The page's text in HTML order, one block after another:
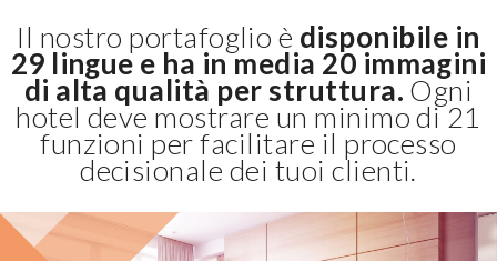
Il nostro portafoglio è disponibile in
29 lingue e ha in media 20 immagini
di alta qualità per struttura. Ogni
hotel deve mostrare un minimo di 21
funzioni per facilitare il processo
decisionale dei tuoi clienti.